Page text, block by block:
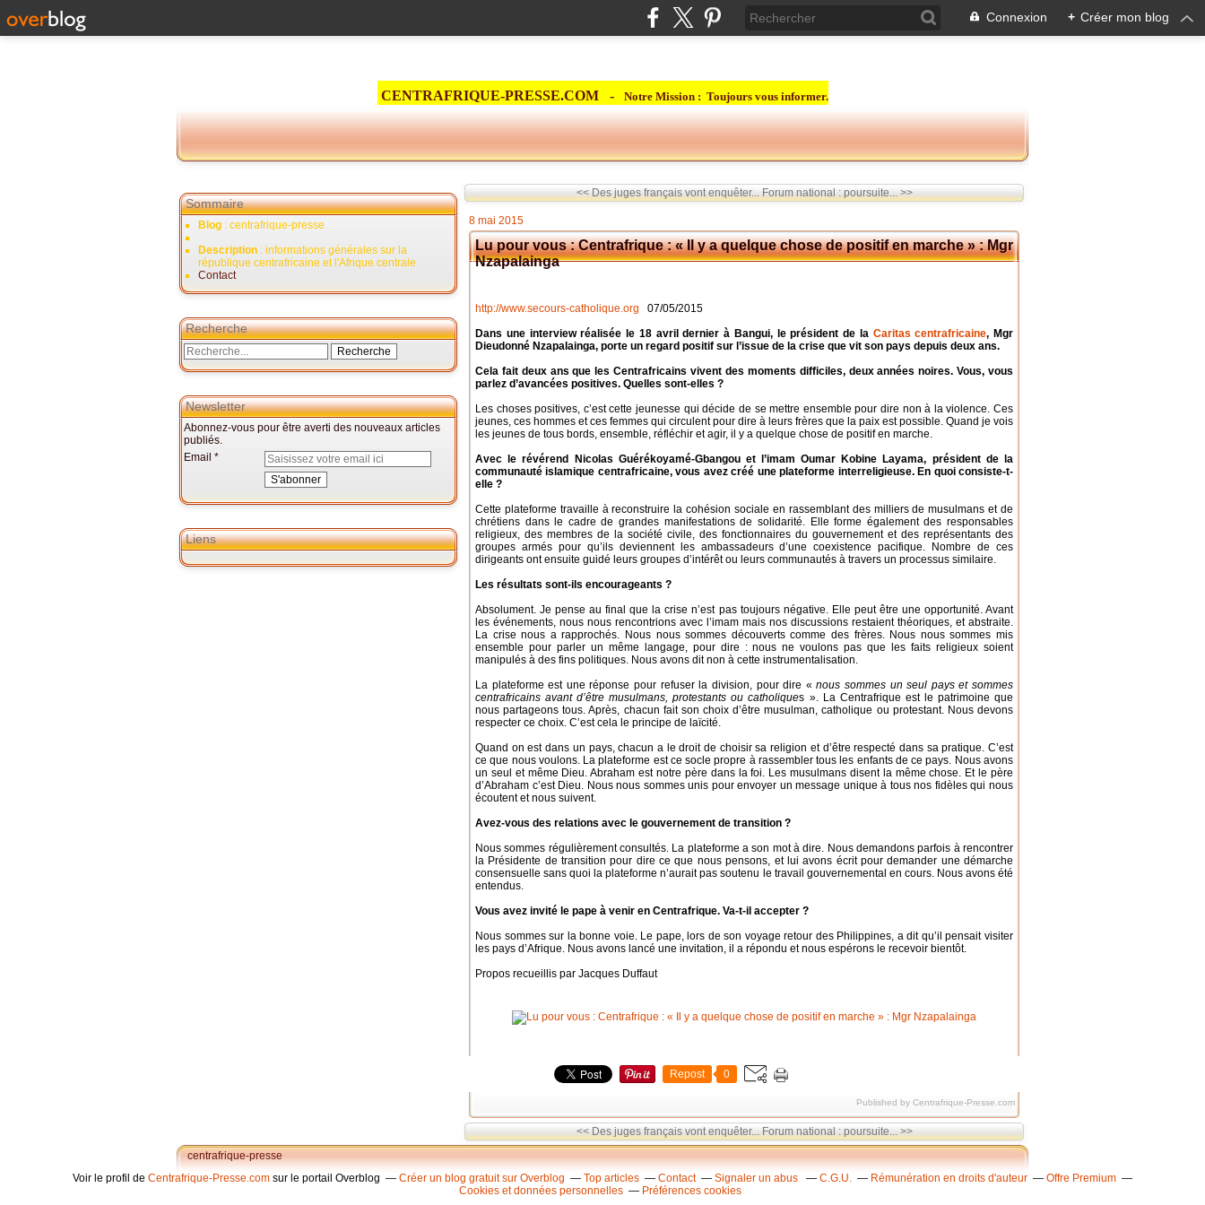
Connexion + Créer mon blog
CENTRAFRIQUE-PRESSE.COM - Notre Mission : Toujours vous informer.
Sommaire
Blog : centrafrique-presse
Description : informations générales sur la
république centrafricaine et l'Afrique centrale
Contact
Recherche
Newsletter
Abonnez-vous pour être averti des nouveaux articles
publiés.
Email
Liens
<< Des juges français vont enquêter... Forum national : poursuite... >>
8 mai 2015
Lu pour vous : Centrafrique : « Il y a quelque chose de positif en marche » : Mgr
Nzapalainga
http://www.secours-catholique.org 07/05/2015
Dans une interview réalisée le 18 avril dernier à Bangui, le président de la Caritas centrafricaine, Mgr
Dieudonné Nzapalainga, porte un regard positif sur l’issue de la crise que vit son pays depuis deux ans.
Cela fait deux ans que les Centrafricains vivent des moments difficiles, deux années noires. Vous, vous
parlez d’avancées positives. Quelles sont-elles ?
Les choses positives, c’est cette jeunesse qui décide de se mettre ensemble pour dire non à la violence. Ces
jeunes, ces hommes et ces femmes qui circulent pour dire à leurs frères que la paix est possible. Quand je vois
les jeunes de tous bords, ensemble, réfléchir et agir, il y a quelque chose de positif en marche.
Avec le révérend Nicolas Guérékoyamé-Gbangou et l’imam Oumar Kobine Layama, président de la
communauté islamique centrafricaine, vous avez créé une plateforme interreligieuse. En quoi consiste-t-
elle ?
Cette plateforme travaille à reconstruire la cohésion sociale en rassemblant des milliers de musulmans et de
chrétiens dans le cadre de grandes manifestations de solidarité. Elle forme également des responsables
religieux, des membres de la société civile, des fonctionnaires du gouvernement et des représentants des
groupes armés pour qu’ils deviennent les ambassadeurs d’une coexistence pacifique. Nombre de ces
dirigeants ont ensuite guidé leurs groupes d’intérêt ou leurs communautés à travers un processus similaire.
Les résultats sont-ils encourageants ?
Absolument. Je pense au final que la crise n’est pas toujours négative. Elle peut être une opportunité. Avant
les événements, nous nous rencontrions avec l’imam mais nos discussions restaient théoriques, et abstraite.
La crise nous a rapprochés. Nous nous sommes découverts comme des frères. Nous nous sommes mis
ensemble pour parler un même langage, pour dire : nous ne voulons pas que les faits religieux soient
manipulés à des fins politiques. Nous avons dit non à cette instrumentalisation.
La plateforme est une réponse pour refuser la division, pour dire «nous sommes un seul pays et sommes
centrafricains avant d’être musulmans, protestants ou catholiques ». La Centrafrique est le patrimoine que
nous partageons tous. Après, chacun fait son choix d’être musulman, catholique ou protestant. Nous devons
respecter ce choix. C’est cela le principe de laïcité.
Quand on est dans un pays, chacun a le droit de choisir sa religion et d’être respecté dans sa pratique. C’est
ce que nous voulons. La plateforme est ce socle propre à rassembler tous les enfants de ce pays. Nous avons
un seul et même Dieu. Abraham est notre père dans la foi. Les musulmans disent la même chose. Et le père
d’Abraham c’est Dieu. Nous nous sommes unis pour envoyer un message unique à tous nos fidèles qui nous
écoutent et nous suivent.
Avez-vous des relations avec le gouvernement de transition ?
Nous sommes régulièrement consultés. La plateforme a son mot à dire. Nous demandons parfois à rencontrer
la Présidente de transition pour dire ce que nous pensons, et lui avons écrit pour demander une démarche
consensuelle sans quoi la plateforme n’aurait pas soutenu le travail gouvernemental en cours. Nous avons été
entendus.
Vous avez invité le pape à venir en Centrafrique. Va-t-il accepter ?
Nous sommes sur la bonne voie. Le pape, lors de son voyage retour des Philippines, a dit qu’il pensait visiter
les pays d’Afrique. Nous avons lancé une invitation, il a répondu et nous espérons le recevoir bientôt.
Propos recueillis par Jacques Duffaut
Repost 0
Published by Centrafrique-Presse.com
<< Des juges français vont enquêter... Forum national : poursuite... >>
centrafrique-presse
Voir le profil de Centrafrique-Presse.com sur le portail Overblog Créer un blog gratuit sur Overblog Top articles Contact Signaler un abus C.G.U. Rémunération en droits d'auteur
Offre Premium
Cookies et données personnelles
Préférences cookies